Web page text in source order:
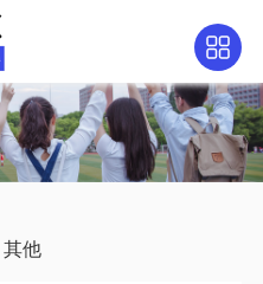
其他